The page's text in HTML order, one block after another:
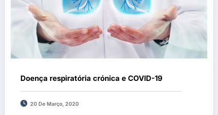
Doença respiratória crónica e COVID-19
20 De Março, 2020